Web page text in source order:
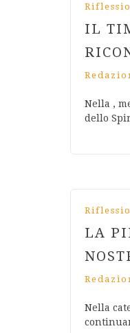
IL
Nella ,
dello
LA
Nella